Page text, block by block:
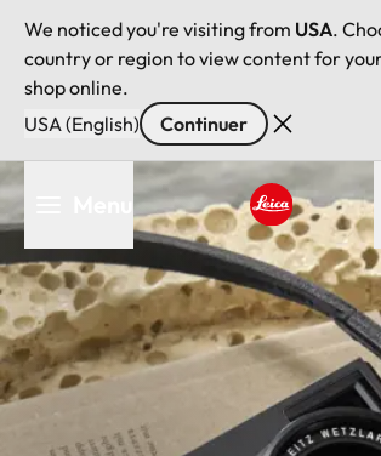
We noticed you're visiting from USA.
country or region to view content for
shop online.
USA (English)
Continuer
au
contenu
principal
Leica logo -